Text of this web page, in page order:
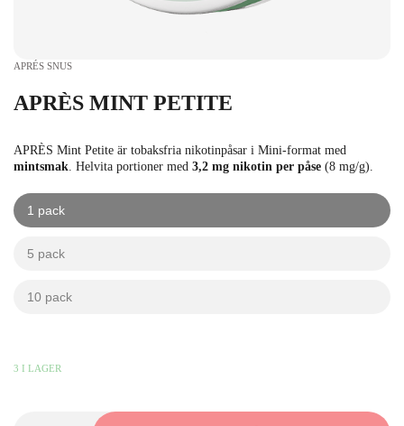
APRÉS SNUS
APRÈS MINT PETITE
APRÈS Mint Petite är tobaksfria nikotinpåsar i Mini-format med
mintsmak. Helvita portioner med 3,2 mg nikotin per påse (8 mg/g).
1 pack
5 pack
10 pack